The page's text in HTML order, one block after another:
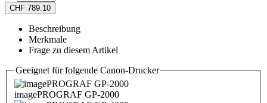
CHF 789.10
Beschreibung
Merkmale
Frage zu diesem Artikel
Geeignet für folgende Canon-Drucker
imagePROGRAF GP-2000